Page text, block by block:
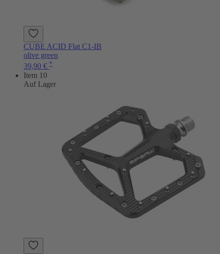
CUBE ACID Flat C1-IB
olive green
39,90 € *
Item 10
Auf Lager